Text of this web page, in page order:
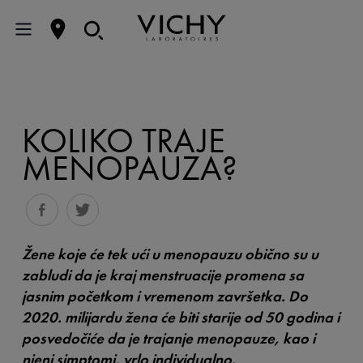
KOLIKO TRAJE
MENOPAUZA?
Žene koje će tek ući u menopauzu obično su u
zabludi da je kraj menstruacije promena sa
jasnim početkom i vremenom završetka. Do
2020. milijardu žena će biti starije od 50 godina i
posvedočiće da je trajanje menopauze, kao i